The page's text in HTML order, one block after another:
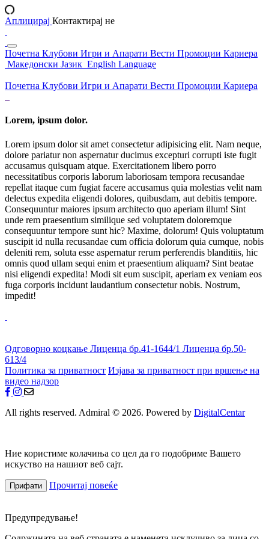
Аплицирај Контактирај не
Почетна Клубови Игри и Апарати Вести Промоции Кариера
Македонски Јазик English Language
Почетна Клубови Игри и Апарати Вести Промоции Кариера
Lorem, ipsum dolor.
Lorem ipsum dolor sit amet consectetur adipisicing elit. Nam neque,
dolore pariatur non aspernatur ducimus excepturi corrupti iste fugit
accusamus quisquam atque. Exercitationem libero porro
necessitatibus corporis laborum laboriosam tempora recusandae
repellat itaque cum fugiat facere accusamus quia molestias velit nam
delectus expedita eligendi dolores, quibusdam, aut debitis tempore.
Consequuntur maiores ipsum architecto quo aperiam illum! Sint
unde rem praesentium similique sed voluptatem doloremque
consequuntur tempore sunt hic? Maxime, dolorum! Quis voluptatum
suscipit id nulla recusandae cum officia dolorum quia cumque, nobis
deleniti rem, soluta esse aspernatur rerum perferendis blanditiis, hic
omnis quod ullam sequi enim et praesentium aliquam? Sint beatae
nisi eligendi expedita! Modi sit eum suscipit, aperiam ex veniam eos
fuga corporis incidunt laudantium consectetur nobis. Nostrum,
impedit!
Одговорно коцкање Лиценца бр.41-1644/1 Лиценца бр.50-
613/4
Политика за приватност Изјава за приватност при вршење на
видео надзор
All rights reserved. Admiral © 2026. Powered by DigitalCentar
Ние користиме колачиња со цел да го подобриме Вашето
искуство на нашиот веб сајт.
Прифати Прочитај повеќе
Предупредување!